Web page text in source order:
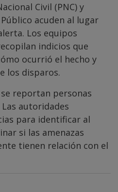
Civil (PNC) y
acuden al lugar
Los equipos
indicios que
ocurrió el hecho y
los disparos.
reportan personas
autoridades
para identificar al
si las amenazas
tienen relación con el